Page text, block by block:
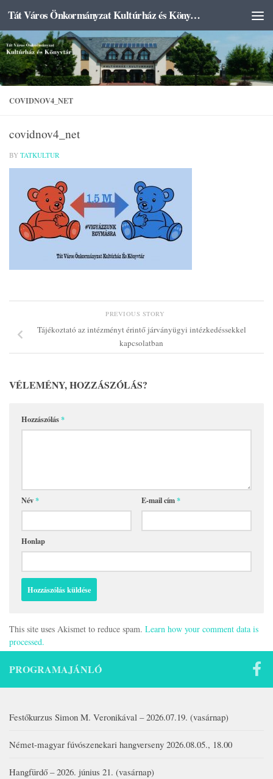
Skip to content Tát Város Önkormányzat Kultúrház és Könyvtár
COVIDNOV4_NET
covidnov4_net
BY TATKULTUR
PREVIOUS STORY
Tájékoztató az intézményt érintő járványügyi intézkedéssekkel
kapcsolatban
VÉLEMÉNY, HOZZÁSZÓLÁS?
Hozzászólás*
Név* E-mail cím*
Honlap
This site uses Akismet to reduce spam. Learn how your comment data is
processed.
PROGRAMAJÁNLÓ
Festőkurzus Simon M. Veronikával – 2026.07.19. (vasárnap)
Német-magyar fúvószenekari hangverseny 2026.08.05., 18.00
Hangfürdő – 2026. június 21. (vasárnap)